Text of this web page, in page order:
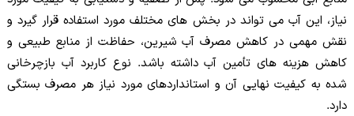
نیاز، این آب می تواند در بخش های مختلف مورد استفاده قرار گیرد و
نقش مهمی در کاهش مصرف آب شیرین، حفاظت از منابع طبیعی و
کاهش هزینه های تأمین آب داشته باشد. نوع کاربرد آب بازچرخانی
شده به کیفیت نهایی آن و استانداردهای مورد نیاز هر مصرف بستگی
دارد.